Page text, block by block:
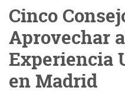
Cinco
Aprovechar
Experiencia
en Madrid